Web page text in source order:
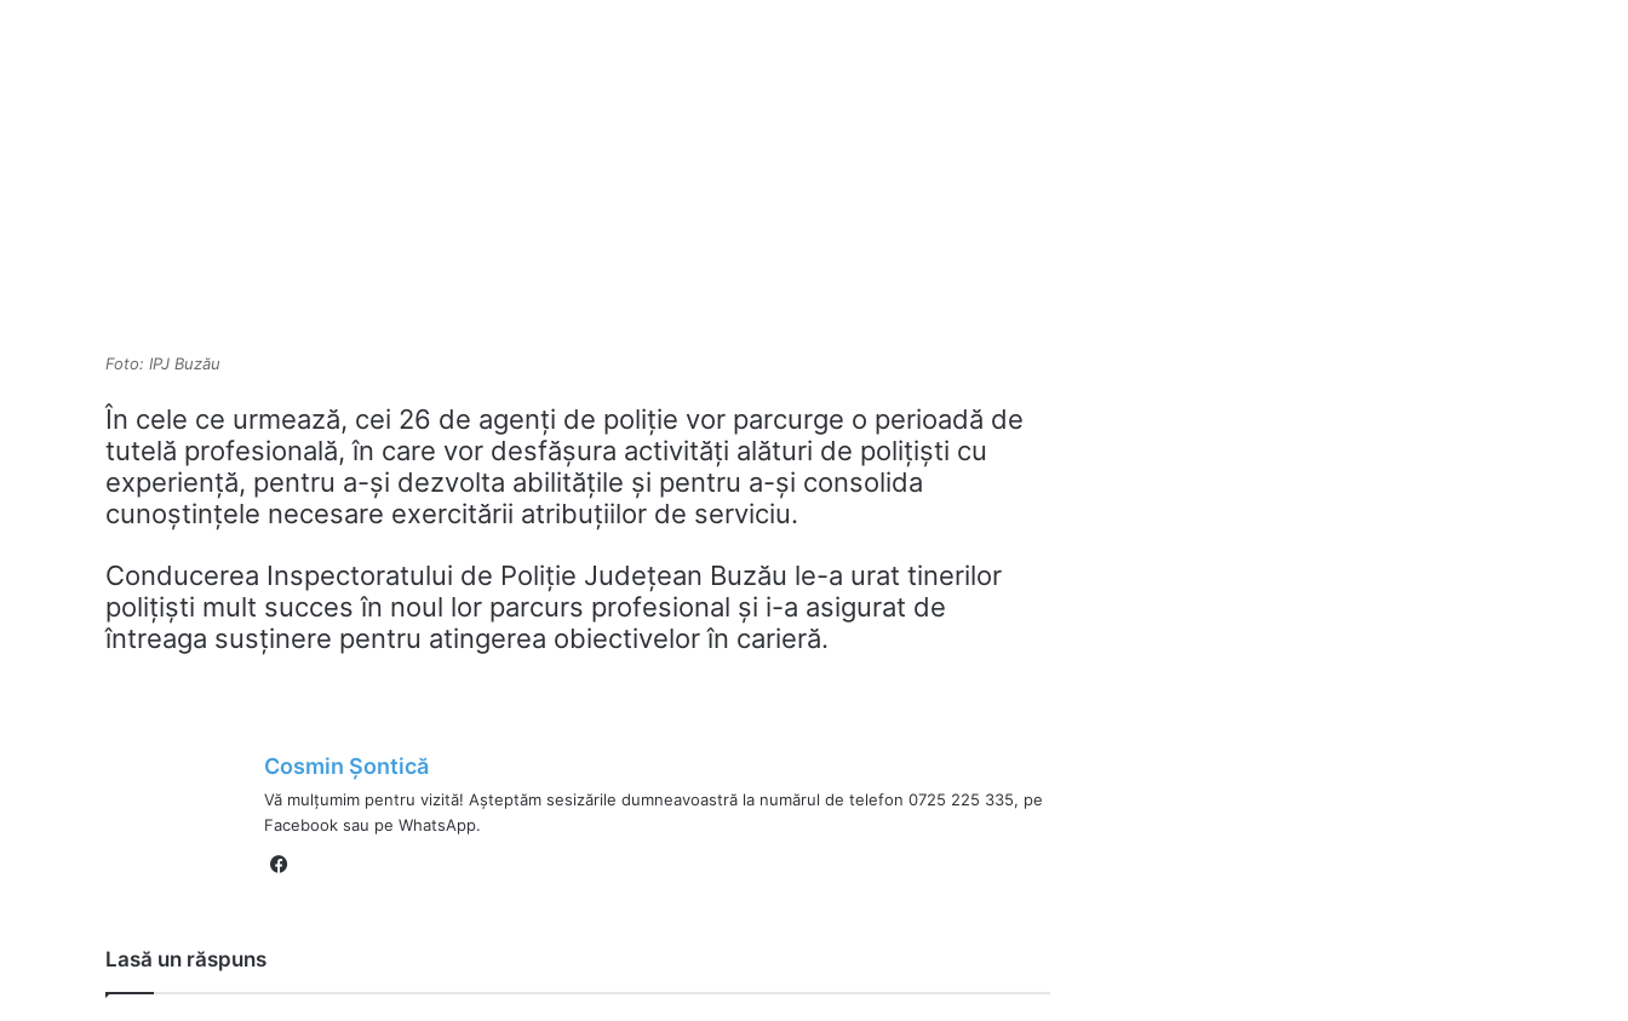
Foto: IPJ Buzău
În cele ce urmează, cei 26 de agenți de poliție vor parcurge o perioadă de
tutelă profesională, în care vor desfășura activități alături de polițiști cu
experiență, pentru a-și dezvolta abilitățile și pentru a-și consolida
cunoștințele necesare exercitării atribuțiilor de serviciu.
Conducerea Inspectoratului de Poliție Județean Buzău le-a urat tinerilor
polițiști mult succes în noul lor parcurs profesional și i-a asigurat de
întreaga susținere pentru atingerea obiectivelor în carieră.
Cosmin Șontică
Vă mulțumim pentru vizită! Așteptăm sesizările dumneavoastră la numărul de telefon 0725 225 335, pe
Facebook sau pe WhatsApp.
Lasă un răspuns